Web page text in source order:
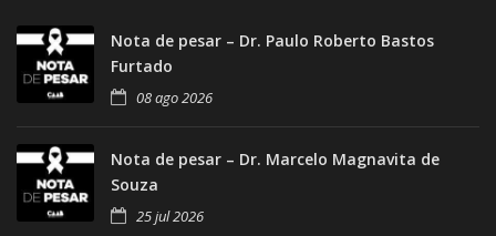
Nota de pesar – Dr. Paulo Roberto Bastos
Furtado
08 ago 2026
Nota de pesar – Dr. Marcelo Magnavita de
Souza
25 jul 2026